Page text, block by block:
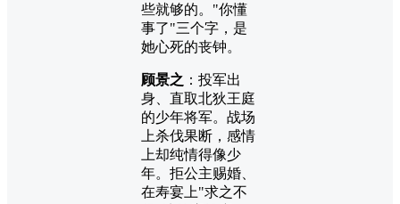
些就够的。"你懂
事了"三个字，是
她心死的丧钟。
顾景之 ：投军出
身、直取北狄王庭
的少年将军。战场
上杀伐果断，感情
上却纯情得像少
年。拒公主赐婚、
在寿宴上"求之不